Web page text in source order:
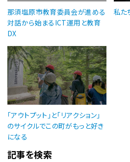
那須塩原市教育委員会が進める
対話から始まるICT運用と教育
DX
私た
「アウトプット」と「リアクション」
のサイクルでこの町がもっと好き
になる
記事を検索